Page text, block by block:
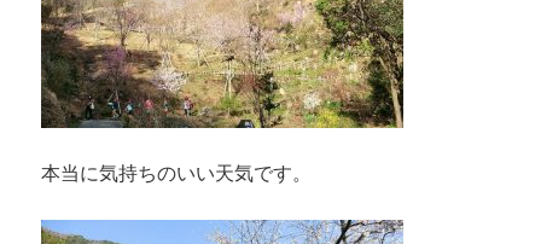
本当に気持ちのいい天気です。